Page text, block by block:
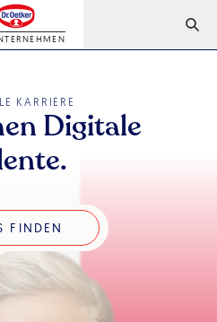
KARRIERE
Digitale
Jobs finden
FINDEN